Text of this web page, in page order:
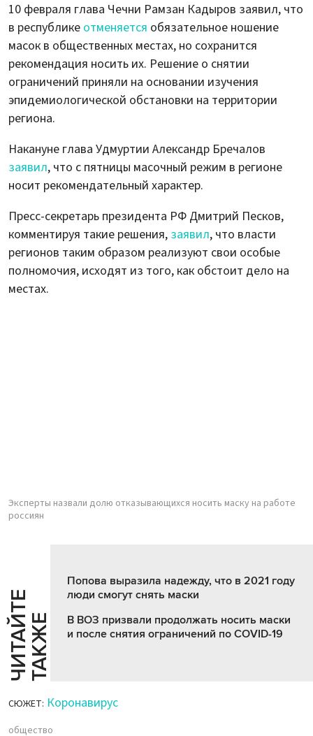
10 февраля глава Чечни Рамзан Кадыров заявил, что
в республике отменяется обязательное ношение
масок в общественных местах, но сохранится
рекомендация носить их. Решение о снятии
ограничений приняли на основании изучения
эпидемиологической обстановки на территории
региона.
Накануне глава Удмуртии Александр Бречалов
заявил, что с пятницы масочный режим в регионе
носит рекомендательный характер.
Пресс-секретарь президента РФ Дмитрий Песков,
комментируя такие решения, заявил, что власти
регионов таким образом реализуют свои особые
полномочия, исходят из того, как обстоит дело на
местах.
Эксперты назвали долю отказывающихся носить маску на работе
россиян
Ч
И
Т
АЙ
Т
Е
Т
А
К
ЖЕ
Попова выразила надежду, что в 2021 году
люди смогут снять маски
В ВОЗ призвали продолжать носить маски
и после снятия ограничений по COVID-19
СЮЖЕТ: Коронавирус
общество